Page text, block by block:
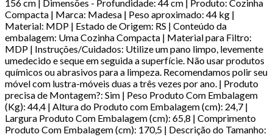
156 cm | Dimensões - Profundidade: 44 cm | Produto: Cozinha
Compacta | Marca: Madesa | Peso aproximado: 44 kg |
Material: MDP | Estado de Origem: RS | Conteúdo da
embalagem: Uma Cozinha Compacta | Material para Filtro:
MDP | Instruções/Cuidados: Utilize um pano limpo, levemente
umedecido e seque em seguida a superfície. Não usar produtos
químicos ou abrasivos para a limpeza. Recomendamos polir seu
móvel com lustra-móveis duas a três vezes por ano. | Produto
precisa de Montagem?: Sim | Peso Produto Com Embalagem
(Kg): 44,4 | Altura do Produto com Embalagem (cm): 24,7 |
Largura Produto Com Embalagem (cm): 65,8 | Comprimento
Produto Com Embalagem (cm): 170,5 | Descrição do Tamanho: